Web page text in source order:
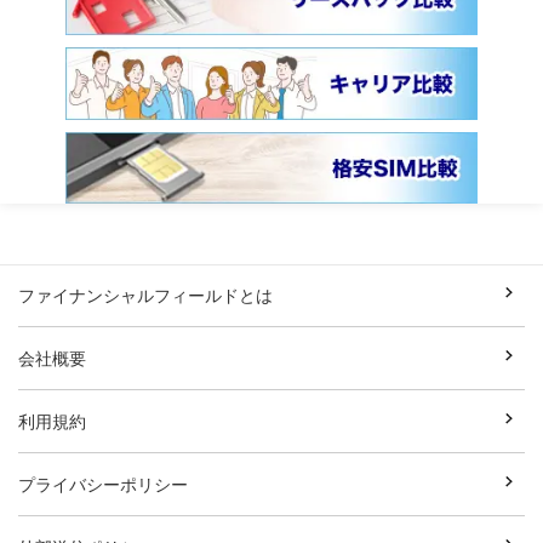
ファイナンシャルフィールドとは
会社概要
利用規約
プライバシーポリシー